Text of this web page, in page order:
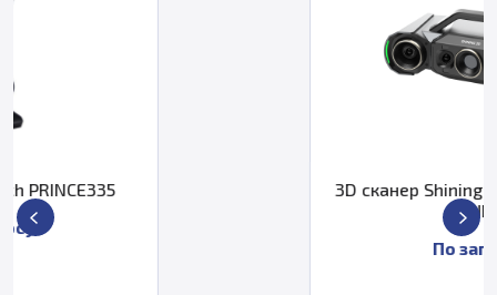
3D сканер Shining 3D OptimScan Q9